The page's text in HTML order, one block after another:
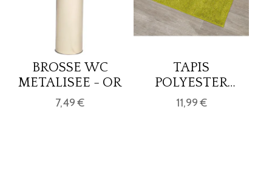
BROSSE WC
METALISEE - OR
7,49 €
TAPIS
POLYESTER
45X75CM - ANIS
11,99 €